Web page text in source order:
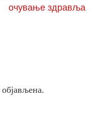
очување здравља